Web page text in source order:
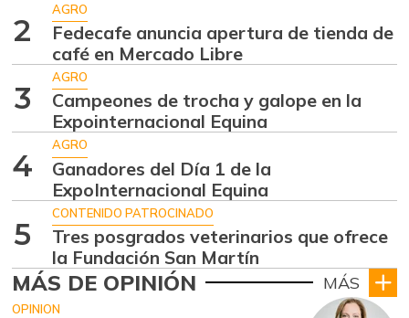
2
AGRO
Fedecafe anuncia apertura de tienda de
café en Mercado Libre
3
AGRO
Campeones de trocha y galope en la
Expointernacional Equina
4
AGRO
Ganadores del Día 1 de la
ExpoInternacional Equina
5
CONTENIDO PATROCINADO
Tres posgrados veterinarios que ofrece
la Fundación San Martín
MÁS DE OPINIÓN MÁS
OPINION